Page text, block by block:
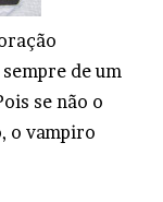
de um
se não o
o vampiro